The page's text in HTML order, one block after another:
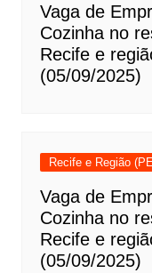
Vaga de
Cozinha no
Recife e
(05/09/2025)
Recife e Região
Vaga de
Cozinha no
Recife e
(05/09/2025)